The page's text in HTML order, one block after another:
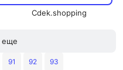
Cdek.shopping
еще
91 92 93